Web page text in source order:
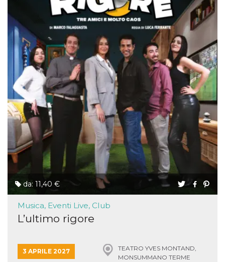
da: 11,40 €
Musica, Eventi Live, Club
L’ultimo rigore
3 APRILE 2027
TEATRO YVES MONTAND,
MONSUMMANO TERME